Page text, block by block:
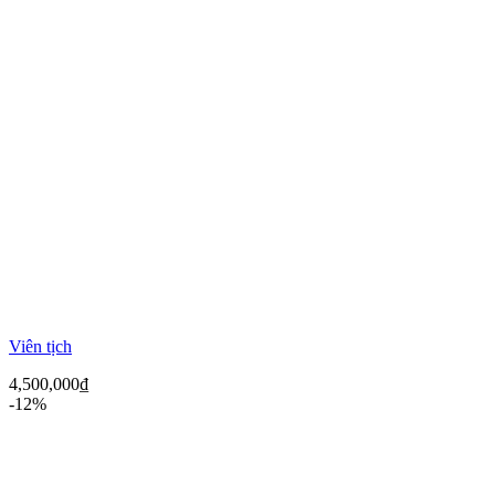
Viên tịch
4,500,000₫
-12%